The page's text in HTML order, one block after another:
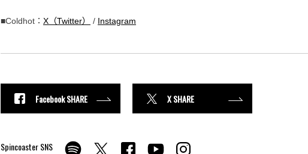
■Coldhot： X（Twitter） / Instagram
Facebook SHARE X SHARE
Spincoaster SNS